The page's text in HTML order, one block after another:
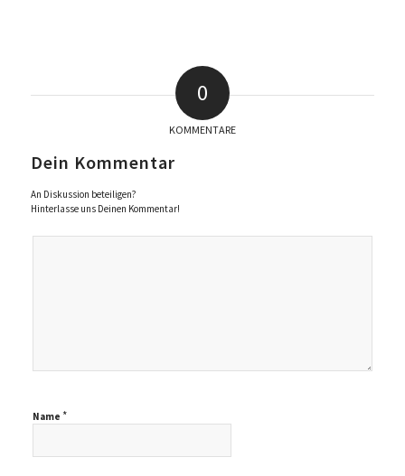
0
KOMMENTARE
Dein Kommentar
An Diskussion beteiligen?
Hinterlasse uns Deinen Kommentar!
Name *